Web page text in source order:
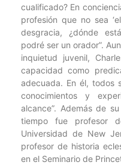
cualificado? En
profesión que no sea
desgracia, ¿dónde
podré ser un orador”.
inquietud juvenil,
capacidad como
adecuada. En él, todos
conocimientos y
alcance”. Además de
tiempo fue profesor
Universidad de New
profesor de historia
en el Seminario de